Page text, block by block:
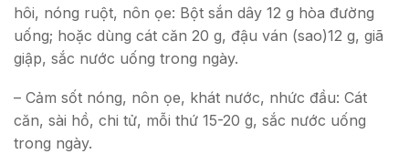
hôi, nóng ruột, nôn ọe: Bột sắn dây 12 g hòa đường
uống; hoặc dùng cát căn 20 g, đậu ván (sao)12 g, giã
giập, sắc nước uống trong ngày.
– Cảm sốt nóng, nôn ọe, khát nước, nhức đầu: Cát
căn, sài hồ, chi tử, mỗi thứ 15-20 g, sắc nước uống
trong ngày.